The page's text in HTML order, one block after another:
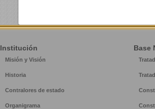
Institución Base
Misión y Visión
Historia
Contralores de estado
Organigrama